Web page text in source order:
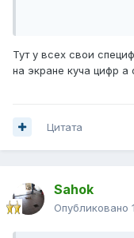
Тут у всех свои
на экране куча цифр а
Цитата
Sahok
Опубликовано